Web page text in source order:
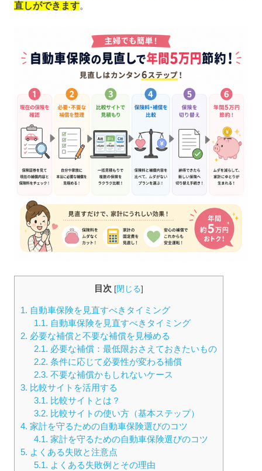
直しができます。
目次 [閉じる]
1. 自動車保険を見直すべきタイミング
1.1. 自動車保険を見直すべきタイミング
2. 必要な補償と不要な補償を見極める
2.1. 必要な補償：最低限おさえておきたいもの
2.2. 条件に応じて必要性が変わる補償
2.3. 不要な補償かもしれないケース
3. 比較サイトを活用する
3.1. 比較サイトとは？
3.2. 比較サイトの使い方（基本ステップ）
4. 家計を守るための自動車保険選びのコツ
4.1. 家計を守るための自動車保険選びのコツ
5. よくある失敗と注意点
5.1. よくある失敗例とその理由